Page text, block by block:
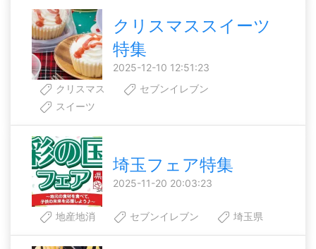
クリスマススイーツ
特集
2025-12-10 12:51:23
クリスマス
セブンイレブン
スイーツ
埼玉フェア特集
2025-11-20 20:03:23
地産地消 セブンイレブン 埼玉県